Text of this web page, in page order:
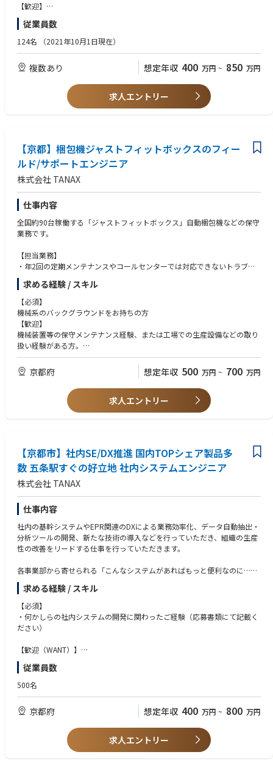
【歓迎】
・医薬品情報誌のコピーライターのご経験がある方
・学術/マーケティング/MR経験のある方
・薬剤師資格をお持ちの方
※ご応募時、写真付き履歴書、職務経歴書、志望動機の三点をご提出くだ
従業員数
124名 （2021年10月1日現在）
複数あり 想定年収 400 万円 ~ 850 万円
求人エントリー
【京都】梱包機ジャストフィットボックスのフィー
ルド/サポートエンジニア
株式会社 TANAX
仕事内容
全国約90台稼働する「ジャストフィットボックス」自動梱包機などの保守
業務です。
【担当業務】
・年2回の定期メンテナンスやコールセンターでは対応できないトラブル
対応。
・デモ機が工場に設置されていますので、顧客来社時の実機デモ対応。
・出張エリアは、九州から中部までとなります。
：土日出動は月1～2件程度発生致します。（休日振替か休日手当で対
応）
：研修や装置出荷前立ち合いでイタリアに出張頂く場合がございます。
【製品イメージ】https://www.tana-x.co.jp/business/logistics
求める経験 / スキル
【必須】
機械系のバックグラウンドをお持ちの方
【歓迎】
機械装置等の保守メンテナンス経験、または工場での生産設備などの取り
扱い経験がある方。
機械保全技能士 2級もしくは3級
京都府 想定年収 500 万円 ~ 700 万円
求人エントリー
【京都市】社内SE/DX推進 国内TOPシェア製品多
数 五条駅すぐの好立地 社内システムエンジニア
株式会社 TANAX
仕事内容
社内の基幹システムやEPR関連のDXによる業務効率化、データ自動抽出・
分析ツールの開発、新たな技術の導入などを行っていただき、組織の生産
性の改善をリードする仕事を行っていただきます。
各事業部から寄せられる「こんなシステムがあればもっと便利なのに…」
という漠然とした要望を、具体的なシステムへと落とし込み、実現へと導
きます。
外部のベンダーや開発パートナーと連携しながら業務を進める為、今まで
ご経験をされた要件定義から実装まで一通りの知識が活かせる環境です。
※ご経験に応じて、順々にお任せ致します
求める経験 / スキル
【必須】
・何かしらの社内システムの開発に関わったご経験（応募書類にて記載く
ださい）
【歓迎（WANT）】
・データベースの知識がある方
・データ分析、AIの知見がある方
従業員数
500名
京都府 想定年収 400 万円 ~ 800 万円
求人エントリー